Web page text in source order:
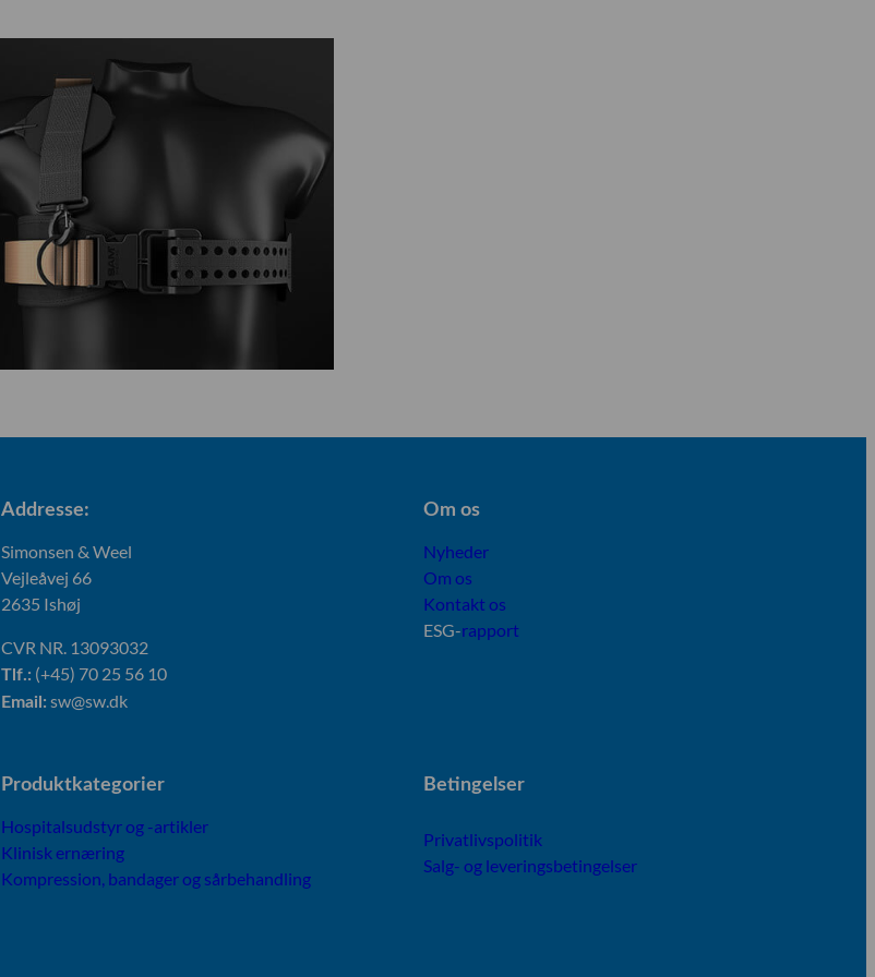
Addresse:
Simonsen & Weel
Vejleåvej 66
2635 Ishøj
CVR NR. 13093032
Tlf.: (+45) 70 25 56 10
Email: sw@sw.dk
Om os
Nyheder
Om os
Kontakt os
ESG-rapport
Produktkategorier
Hospitalsudstyr og -artikler
Klinisk ernæring
Kompression, bandager og sårbehandling
Betingelser
Privatlivspolitik
Salg- og leveringsbetingelser